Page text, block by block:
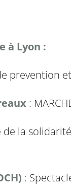
à Lyon :
prevention
:
la
: